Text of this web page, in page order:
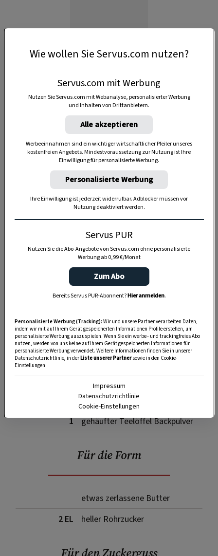
SPEICHERN DRUCKEN
Für den Teig
350 g
Karotten
abgeriebene Schale von 1/2 Bio-
Zitrone
Saft von 1/2 Orange
1
Dotter (Größe M)
Eier (Größe M)
120 g
heller Rohrzucker
1 TL
echter Vanillezucker
120 g
geriebene Mandeln (mit Schale)
glattes Mehl
1
gehäufter Teelöffel Backpulver
Für die Form
etwas zerlassene Butter
2 EL
heller Rohrzucker
Für den Zuckerguss
Wie wollen Sie Servus.com nutzen?
Servus.com mit Werbung
Nutzen Sie Servus.com mit Webanalyse, personalisierter Werbung
und Inhalten von Drittanbietern.
Alle akzeptieren
Werbeeinnahmen sind ein wichtiger wirtschaftlicher Pfeiler unseres
kostenfreien Angebots. Mindestvoraussetzung zur Nutzung ist Ihre
Einwilligung für personalisierte Werbung.
Personalisierte Werbung
Ihre Einwilligung ist jederzeit widerrufbar. Adblocker müssen vor
Nutzung deaktiviert werden.
Servus PUR
Nutzen Sie die Abo-Angebote von Servus.com ohne personalisierte
Werbung ab 0,99 €/Monat
Zum Abo
Bereits Servus PUR-Abonnent?Hier anmelden.
Personalisierte Werbung (Tracking): Wir und unsere Partner verarbeiten Daten,
indem wir mit auf Ihrem Gerät gespeicherten Informationen Profile erstellen, um
personalisierte Werbung auszuspielen. Wenn Sie ein werbe– und trackingfreies Abo
nutzen, werden von uns keine auf Ihrem Gerät gespeicherten Informationen für
personalisierte Werbung verwendet. Weitere Informationen finden Sie in unserer
Datenschutzrichtlinie, in derListe unserer Partnersowie in den Cookie-
Einstellungen.
Impressum
Datenschutzrichtlinie
Cookie-Einstellungen